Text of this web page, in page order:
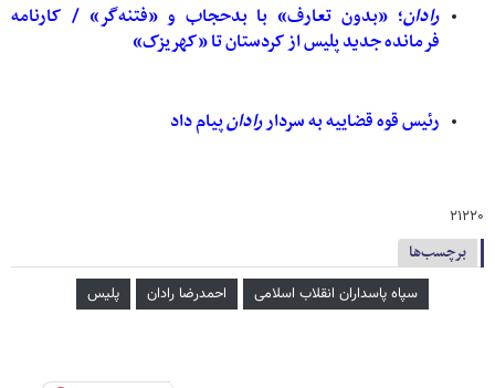
رادان؛ «بدون تعارف» با بدحجاب و «فتنه‌گر» / کارنامه
فرمانده جدید پلیس از کردستان تا «کهریزک»
رئیس قوه قضاییه به سرداررادانپیام داد
۲۱۲۲۰
برچسب‌ها
سپاه پاسداران انقلاب اسلامی احمدرضا رادان پلیس